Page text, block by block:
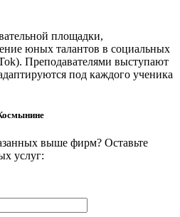
площадки,
юных талантов в социальных
Преподавателями выступают
под каждого ученика
выше фирм? Оставьте
услуг: